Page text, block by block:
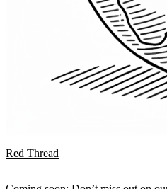
Red Thread